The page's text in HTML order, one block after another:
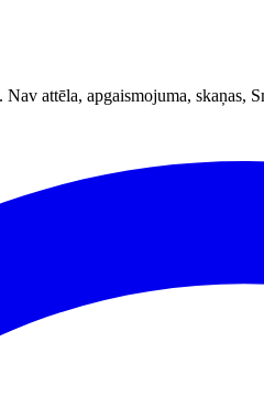
attēla, apgaismojuma, skaņas,